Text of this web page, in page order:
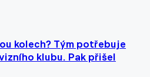
kolech? Tým potřebuje
klubu. Pak přišel